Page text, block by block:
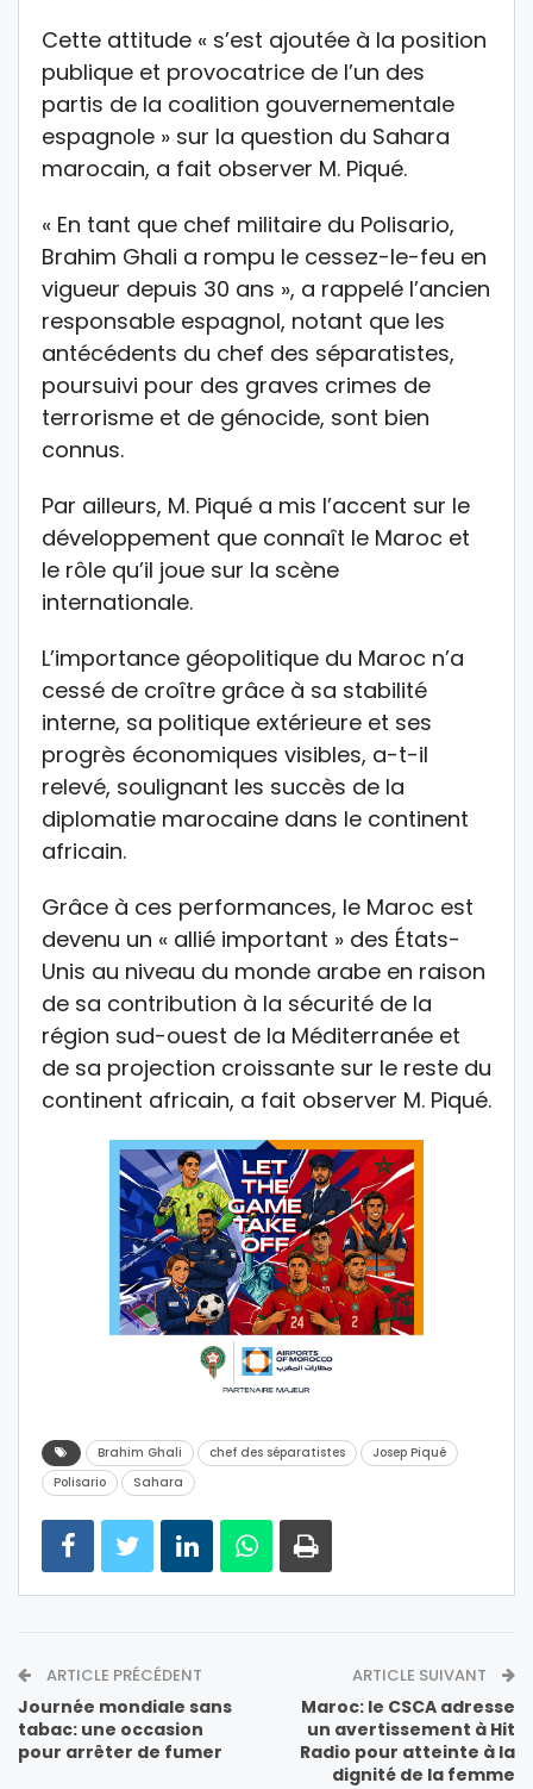
Cette attitude « s’est ajoutée à la position
publique et provocatrice de l’un des
partis de la coalition gouvernementale
espagnole » sur la question du Sahara
marocain, a fait observer M. Piqué.
« En tant que chef militaire du Polisario,
Brahim Ghali a rompu le cessez-le-feu en
vigueur depuis 30 ans », a rappelé l’ancien
responsable espagnol, notant que les
antécédents du chef des séparatistes,
poursuivi pour des graves crimes de
terrorisme et de génocide, sont bien
connus.
Par ailleurs, M. Piqué a mis l’accent sur le
développement que connaît le Maroc et
le rôle qu’il joue sur la scène
internationale.
L’importance géopolitique du Maroc n’a
cessé de croître grâce à sa stabilité
interne, sa politique extérieure et ses
progrès économiques visibles, a-t-il
relevé, soulignant les succès de la
diplomatie marocaine dans le continent
africain.
Grâce à ces performances, le Maroc est
devenu un « allié important » des États-
Unis au niveau du monde arabe en raison
de sa contribution à la sécurité de la
région sud-ouest de la Méditerranée et
de sa projection croissante sur le reste du
continent africain, a fait observer M. Piqué.
Brahim Ghali chef des séparatistes
Josep Piqué
Polisario
Sahara
ARTICLE PRÉCÉDENT
Journée mondiale sans
tabac: une occasion
pour arrêter de fumer
ARTICLE SUIVANT
Maroc: le CSCA adresse
un avertissement à Hit
Radio pour atteinte à la
dignité de la femme